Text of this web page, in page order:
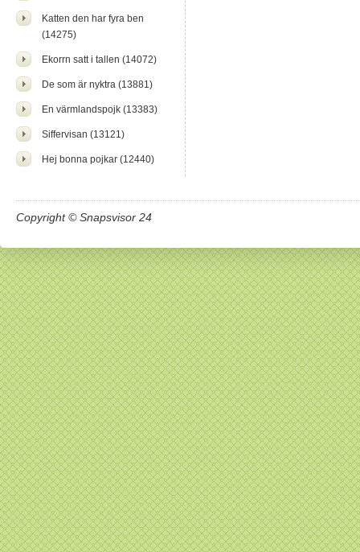
Katten den har fyra ben
(14275)
Ekorrn satt i tallen (14072)
De som är nyktra (13881)
En värmlandspojk (13383)
Siffervisan (13121)
Hej bonna pojkar (12440)
Copyright © Snapsvisor 24